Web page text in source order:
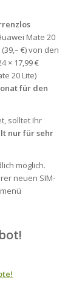
Mate 20
€) von den
× 17,99 €
20 Lite)
für den
solltet Ihr
nur für sehr
möglich.
neuen SIM-